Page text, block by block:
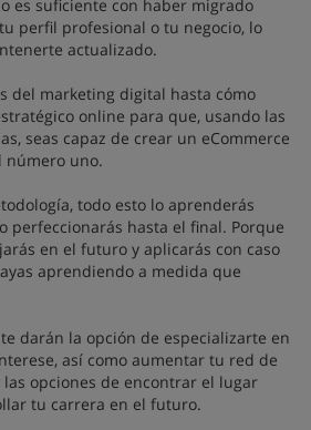
es suficiente con haber migrado
perfil profesional o tu negocio, lo
actualizado.
del marketing digital hasta cómo
online para que, usando las
seas capaz de crear un eCommerce
número uno.
todo esto lo aprenderás
perfeccionarás hasta el final. Porque
en el futuro y aplicarás con caso
aprendiendo a medida que
darán la opción de especializarte en
así como aumentar tu red de
opciones de encontrar el lugar
tu carrera en el futuro.